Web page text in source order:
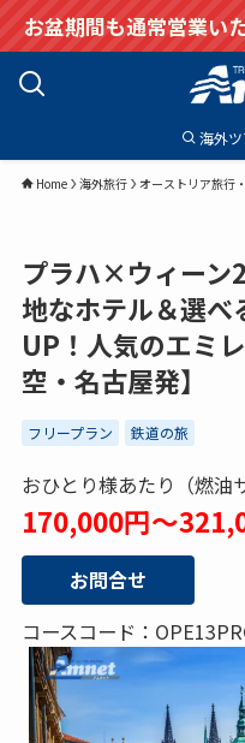
お盆期間も通常営業い
海外
Home 海外旅行 オーストリア旅行
プラハ×ウィーン
地なホテル＆選べ
UP！人気のエミ
空・名古屋発】
フリープラン 鉄道の旅
おひとり様あたり（燃油
170,000円～
お問合せ
コースコード：